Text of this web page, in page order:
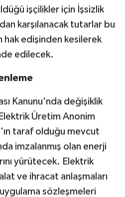
işçilikler için İşsizlik
karşılanacak tutarlar bu
edişinden kesilerek
edilecek.
Kanunu'nda değişiklik
Üretim Anonim
taraf olduğu mevcut
imzalanmış olan enerji
yürütecek. Elektrik
ve ihracat anlaşmaları
sözleşmeleri